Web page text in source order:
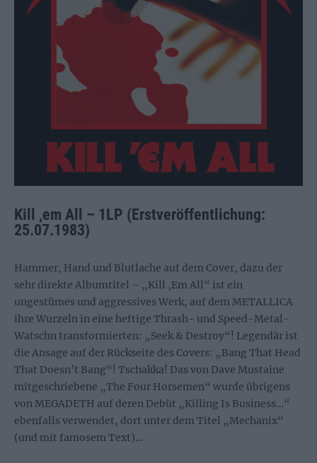
Kill ‚em All – 1LP (Erstveröffentlichung:
25.07.1983)
Hammer, Hand und Blutlache auf dem Cover, dazu der
sehr direkte Albumtitel – „Kill ‚Em All“ ist ein
ungestümes und aggressives Werk, auf dem METALLICA
ihre Wurzeln in eine heftige Thrash- und Speed-Metal-
Watschn transformierten: „Seek & Destroy“! Legendär ist
die Ansage auf der Rückseite des Covers: „Bang That Head
That Doesn’t Bang“! Tschakka! Das von Dave Mustaine
mitgeschriebene „The Four Horsemen“ wurde übrigens
von MEGADETH auf deren Debüt „Killing Is Business…“
ebenfalls verwendet, dort unter dem Titel „Mechanix“
(und mit famosem Text)…